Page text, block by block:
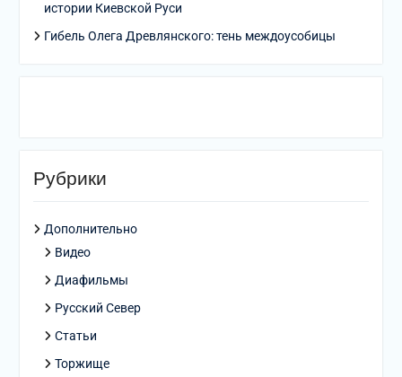
истории Киевской Руси
Гибель Олега Древлянского: тень междоусобицы
Рубрики
Дополнительно
Видео
Диафильмы
Русский Север
Статьи
Торжище